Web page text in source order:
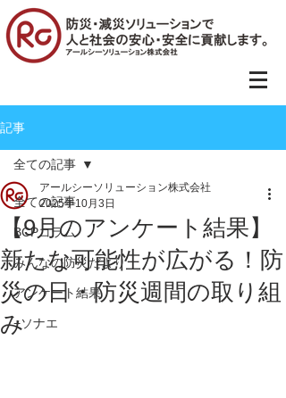
記事
全ての記事
BCPコラム
みんなの防災だより
アンケート結果
+ソナエ
全ての記事
【9月のアンケート結果】
新たな可能性が広がる！防
災の日・防災週間の取り組
み
アールシーソリューション株式会社
2025年10月3日